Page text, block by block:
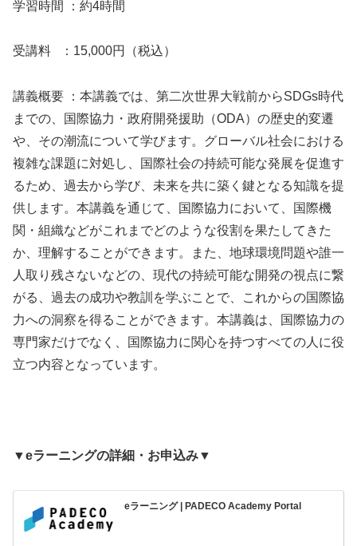
学習時間 ：約4時間
受講料 ：15,000円（税込）
講義概要 ：本講義では、第二次世界大戦前からSDGs時代
までの、国際協力・政府開発援助（ODA）の歴史的変遷
や、その潮流について学びます。グローバル社会における
複雑な課題に対処し、国際社会の持続可能な発展を促進す
るため、過去から学び、未来を共に築く鍵となる知識を提
供します。本講義を通じて、国際協力において、国際機
関・組織などがこれまでどのような役割を果たしてきた
か、理解することができます。また、地球環境問題や誰一
人取り残さないなどの、現代の持続可能な開発の視点に繋
がる、過去の成功や教訓を学ぶことで、これからの国際協
力への洞察を得ることができます。本講義は、国際協力の
専門家だけでなく、国際協力に関心を持つすべての人に役
立つ内容となっています。
▼eラーニングの詳細・お申込み▼
eラーニング | PADECO Academy Portal